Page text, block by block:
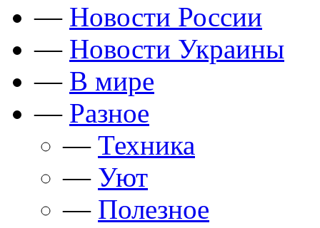
— Новости России
— Новости Украины
— В мире
— Разное
— Техника
— Уют
— Полезное